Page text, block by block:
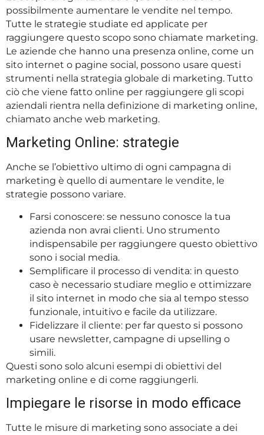
possibilmente aumentare le vendite nel tempo.
Tutte le strategie studiate ed applicate per
raggiungere questo scopo sono chiamate marketing.
Le aziende che hanno una presenza online, come un
sito internet o pagine social, possono usare questi
strumenti nella strategia globale di marketing. Tutto
ciò che viene fatto online per raggiungere gli scopi
aziendali rientra nella definizione di marketing online,
chiamato anche web marketing.
Marketing Online: strategie
Anche se l’obiettivo ultimo di ogni campagna di
marketing è quello di aumentare le vendite, le
strategie possono variare.
Farsi conoscere: se nessuno conosce la tua
azienda non avrai clienti. Uno strumento
indispensabile per raggiungere questo obiettivo
sono i social media.
Semplificare il processo di vendita: in questo
caso è necessario studiare meglio e ottimizzare
il sito internet in modo che sia al tempo stesso
funzionale, intuitivo e facile da utilizzare.
Fidelizzare il cliente: per far questo si possono
usare newsletter, campagne di upselling o
simili.
Questi sono solo alcuni esempi di obiettivi del
marketing online e di come raggiungerli.
Impiegare le risorse in modo efficace
Tutte le misure di marketing sono associate a dei